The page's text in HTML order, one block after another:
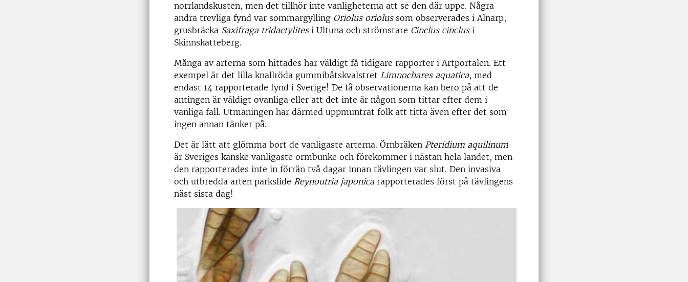
norrlandskusten, men det tillhör inte vanligheterna att se den där uppe. Några
andra trevliga fynd var sommargylling Oriolus oriolussom observerades i Alnarp,
grusbräcka Saxifraga tridactylitesi Ultuna och strömstare Cinclus cinclusi
Skinnskatteberg.
Många av arterna som hittades har väldigt få tidigare rapporter i Artportalen. Ett
exempel är det lilla knallröda gummibåtskvalstret Limnochares aquatica, med
endast 14 rapporterade fynd i Sverige! De få observationerna kan bero på att de
antingen är väldigt ovanliga eller att det inte är någon som tittar efter dem i
vanliga fall. Utmaningen har därmed uppmuntrat folk att titta även efter det som
ingen annan tänker på.
Det är lätt att glömma bort de vanligaste arterna. Örnbräken Pteridium aquilinum
är Sveriges kanske vanligaste ormbunke och förekommer i nästan hela landet, men
den rapporterades inte in förrän två dagar innan tävlingen var slut. Den invasiva
och utbredda arten parkslide Reynoutria japonicarapporterades först på tävlingens
näst sista dag!